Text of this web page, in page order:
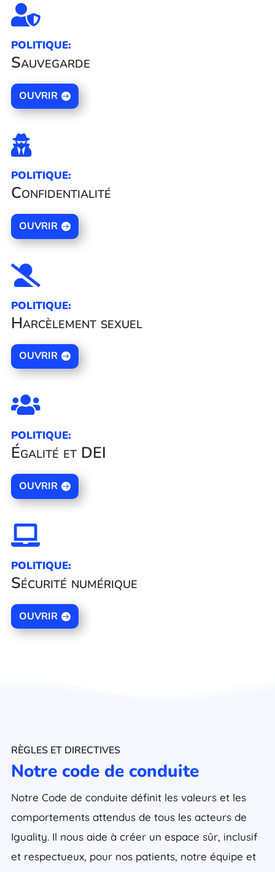

POLITIQUE:
Sauvegarde
OUVRIR

POLITIQUE:
Confidentialité
OUVRIR

POLITIQUE:
Harcèlement sexuel
OUVRIR

POLITIQUE:
Égalité et DEI
OUVRIR

POLITIQUE:
Sécurité numérique
OUVRIR
RÈGLES ET DIRECTIVES
Notre code de conduite
Notre Code de conduite définit les valeurs et les
comportements attendus de tous les acteurs de
Iguality. Il nous aide à créer un espace sûr, inclusif
et respectueux, pour nos patients, notre équipe et